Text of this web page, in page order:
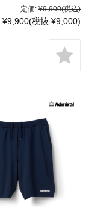
定価: ¥9,900(税込)
¥9,900(税抜 ¥9,000)